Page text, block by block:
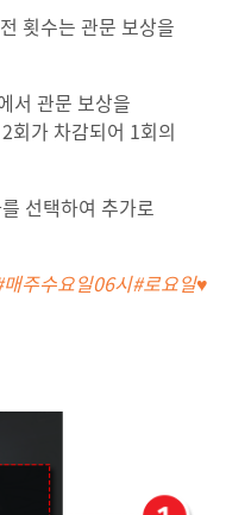
횟수는 관문 보상을
서 관문 보상을
회가 차감되어 1회의
선택하여 추가로
주수요일06시#로요일♥